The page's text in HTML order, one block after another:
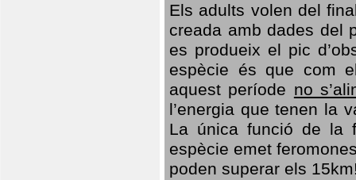
Els adults volen del
creada amb dades del
es produeix el pic
espècie és que com
aquest període no
l’energia que tenen la
La única funció de la
espècie emet
poden superar els